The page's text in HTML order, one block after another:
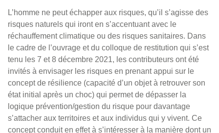
L’homme ne peut échapper aux risques, qu’il s’agisse des
risques naturels qui iront en s’accentuant avec le
réchauffement climatique ou des risques sanitaires. Dans
le cadre de l’ouvrage et du colloque de restitution qui s’est
tenu les 7 et 8 décembre 2021, les contributeurs ont été
invités à envisager les risques en prenant appui sur le
concept de résilience (capacité d’un objet à retrouver son
état initial après un choc) qui permet de dépasser la
logique prévention/gestion du risque pour davantage
s’attacher aux territoires et aux individus qui y vivent. Ce
concept conduit en effet à s’intéresser à la manière dont un